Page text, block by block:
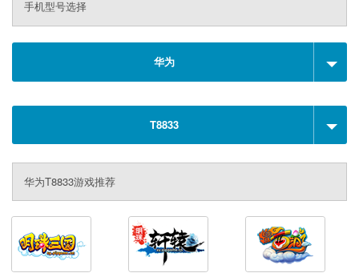
手机型号选择
华为
T8833
华为T8833游戏推荐